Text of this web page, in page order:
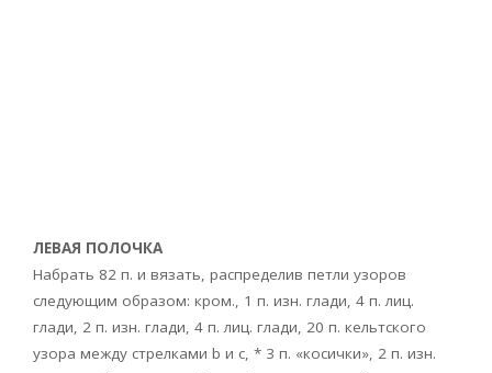
ЛЕВАЯ ПОЛОЧКА
Набрать 82 п. и вязать, распределив петли узоров
следующим образом: кром., 1 п. изн. глади, 4 п. лиц.
глади, 2 п. изн. глади, 4 п. лиц. глади, 20 п. кельтского
узора между стрелками b и c, * 3 п. «косички», 2 п. изн.